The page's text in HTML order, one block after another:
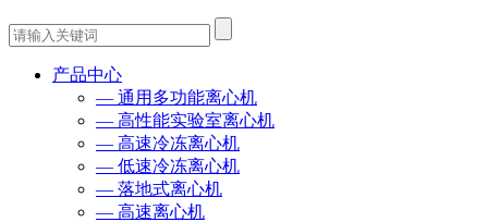
产品中心
— 通用多功能离心机
— 高性能实验室离心机
— 高速冷冻离心机
— 低速冷冻离心机
— 落地式离心机
— 高速离心机